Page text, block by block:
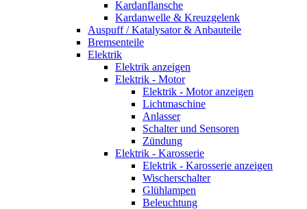
Kardanflansche
Kardanwelle & Kreuzgelenk
Auspuff / Katalysator & Anbauteile
Bremsenteile
Elektrik
Elektrik anzeigen
Elektrik - Motor
Elektrik - Motor anzeigen
Lichtmaschine
Anlasser
Schalter und Sensoren
Zündung
Elektrik - Karosserie
Elektrik - Karosserie anzeigen
Wischerschalter
Glühlampen
Beleuchtung